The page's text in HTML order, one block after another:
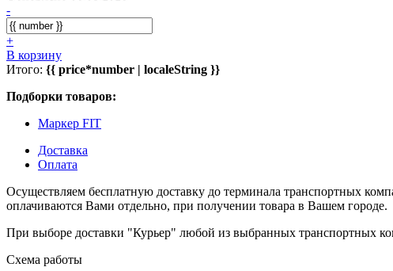
-
+
В корзину
Итого: {{ price*number | localeString }}
Подборки товаров:
Маркер FIT
Доставка
Оплата
Осуществляем бесплатную доставку до терминала транспортных
оплачиваются Вами отдельно, при получении товара в Вашем городе.
При выборе доставки "Курьер" любой из выбранных транспортных
Схема работы